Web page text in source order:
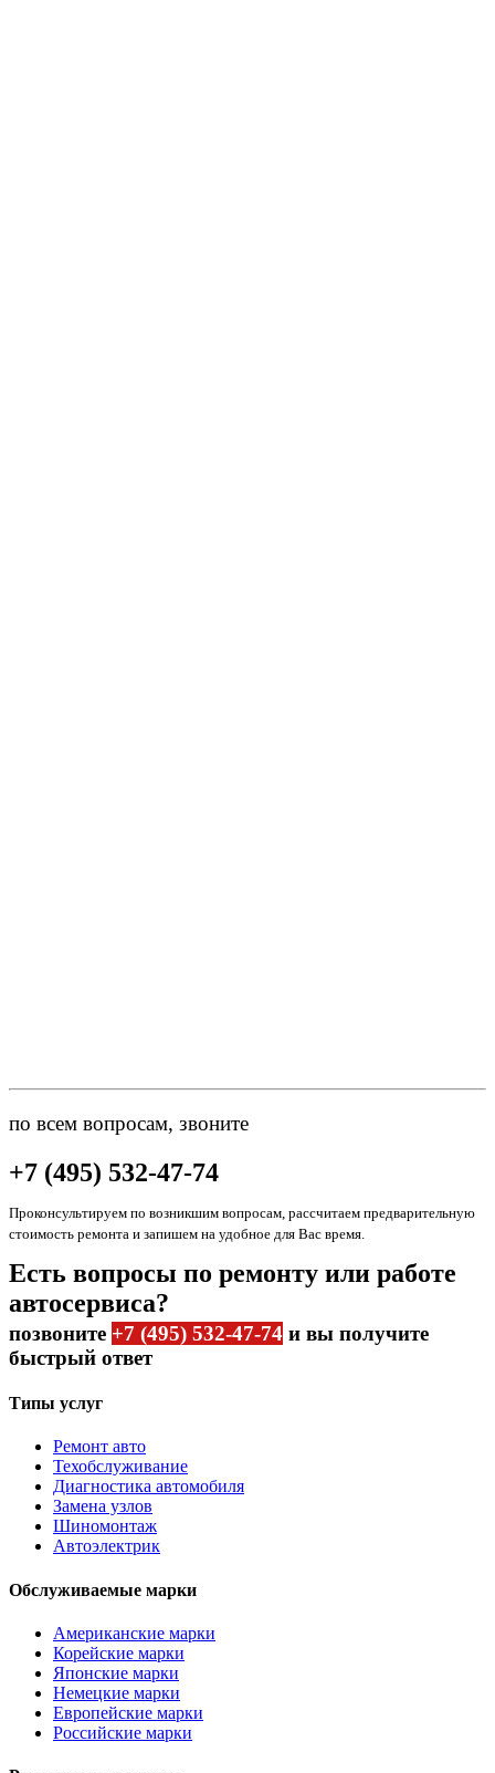
по всем вопросам, звоните
+7 (495) 532-47-74
Проконсультируем по возникшим вопросам, рассчитаем предварительную
стоимость ремонта и запишем на удобное для Вас время.
Есть вопросы по ремонту или работе
автосервиса?
позвоните +7 (495) 532-47-74 и вы получите
быстрый ответ
Типы услуг
Ремонт авто
Техобслуживание
Диагностика автомобиля
Замена узлов
Шиномонтаж
Автоэлектрик
Обслуживаемые марки
Американские марки
Корейские марки
Японские марки
Немецкие марки
Европейские марки
Российские марки